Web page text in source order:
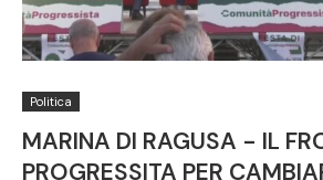
Politica
MARINA DI RAGUSA - IL
PROGRESSITA PER